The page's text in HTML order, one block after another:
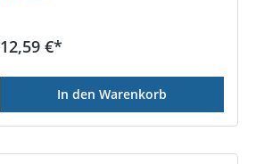
Regulärer Preis:
12,59 €*
In den Warenkorb